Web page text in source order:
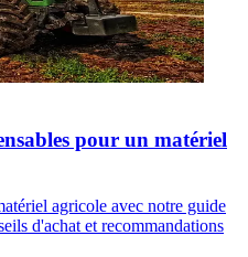
pour un matériel
agricole avec notre guide
d'achat et recommandations